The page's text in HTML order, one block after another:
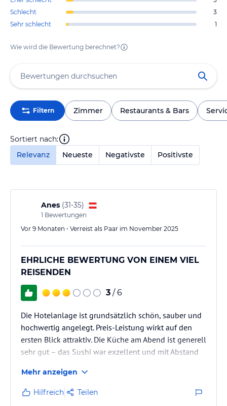
Schlecht
3
Sehr schlecht
1
Wie wird die Bewertung berechnet?
Filtern Zimmer Restaurants & Bars
Sortiert nach:
Relevanz
Neueste Negativste Positivste
Anes (31-35)
1 Bewertungen
Vor 9 Monaten • Verreist als Paar im November 2025
EHRLICHE BEWERTUNG VON EINEM VIEL
REISENDEN
3 / 6
Die Hotelanlage ist grundsätzlich schön, sauber und
hochwertig angelegt. Preis-Leistung wirkt auf den
ersten Blick attraktiv. Die Küche am Abend ist generell
sehr gut – das Sushi war exzellent und mit Abstand
gegessen haben.
Trotzdem wurden wir in mehreren Punkten enttäuscht
Mehr anzeigen
Hilfreich Teilen